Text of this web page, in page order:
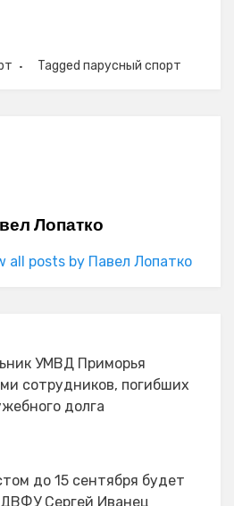
Tagged парусный спорт
Лопатко
all posts by Павел Лопатко
УМВД Приморья
сотрудников, погибших
долга
до 15 сентября будет
Сергей Иванец